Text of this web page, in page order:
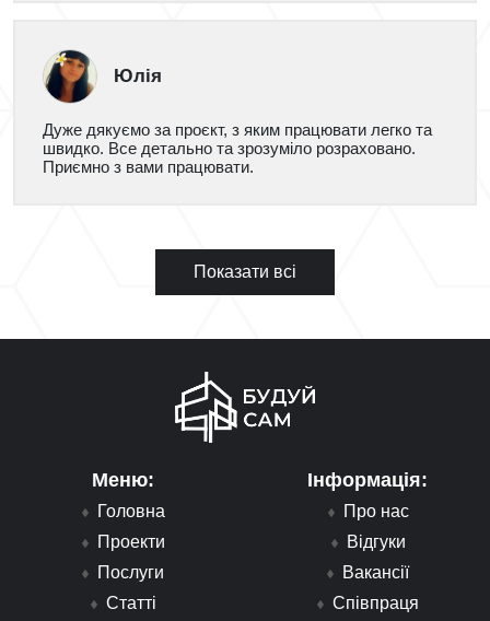
Юлія
Дуже дякуємо за проєкт, з яким працювати легко та
швидко. Все детально та зрозуміло розраховано.
Приємно з вами працювати.
Показати всі
Меню:
Головна
Проекти
Послуги
Статті
Інформація:
Про нас
Відгуки
Вакансії
Співпраця